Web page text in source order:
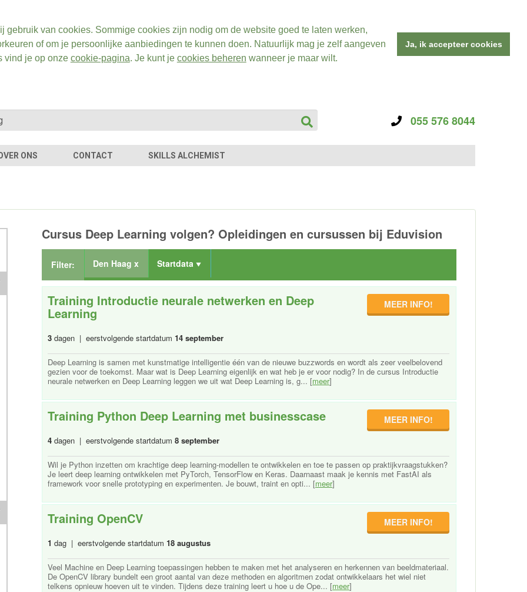
van cookies. Sommige cookies zijn nodig om de website goed te laten werken,
of om je persoonlijke aanbiedingen te kunnen doen. Natuurlijk mag je zelf aangeven
vind je op onze cookie-pagina. Je kunt je cookies beheren wanneer je maar wilt.
Ja, ik accepteer cookies
055 576 8044
ONS CONTACT SKILLS ALCHEMIST
Cursus Deep Learning volgen? Opleidingen en cursussen bij Eduvision
Filter: Den Haag x Startdata
Training Introductie neurale netwerken en Deep
Learning
3 dagen | eerstvolgende startdatum 14 september
MEER INFO!
Deep Learning is samen met kunstmatige intelligentie één van de nieuwe buzzwords en wordt als zeer veelbelovend
gezien voor de toekomst. Maar wat is Deep Learning eigenlijk en wat heb je er voor nodig? In de cursus Introductie
neurale netwerken en Deep Learning leggen we uit wat Deep Learning is, g... [meer]
Training Python Deep Learning met businesscase
4 dagen | eerstvolgende startdatum 8 september
MEER INFO!
Wil je Python inzetten om krachtige deep learning-modellen te ontwikkelen en toe te passen op praktijkvraagstukken?
Je leert deep learning ontwikkelen met PyTorch, TensorFlow en Keras. Daarnaast maak je kennis met FastAI als
framework voor snelle prototyping en experimenten. Je bouwt, traint en opti... [meer]
Training OpenCV
1 dag | eerstvolgende startdatum 18 augustus
MEER INFO!
Veel Machine en Deep Learning toepassingen hebben te maken met het analyseren en herkennen van beeldmateriaal.
De OpenCV library bundelt een groot aantal van deze methoden en algoritmen zodat ontwikkelaars het wiel niet
telkens opnieuw hoeven uit te vinden. Tijdens deze training leert u hoe u de Ope... [meer]